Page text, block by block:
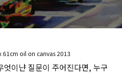
61cm oil on canvas 2013
이냔 질문이 주어진다면, 누구